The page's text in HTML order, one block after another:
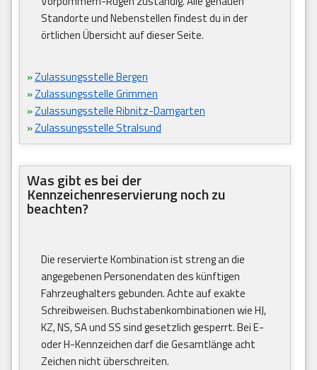
Standorte und Nebenstellen findest du in der
örtlichen Übersicht auf dieser Seite.
»Zulassungsstelle Bergen
»Zulassungsstelle Grimmen
»Zulassungsstelle Ribnitz-Damgarten
»Zulassungsstelle Stralsund
Was gibt es bei der
Kennzeichenreservierung noch zu
beachten?
Die reservierte Kombination ist streng an die
angegebenen Personendaten des künftigen
Fahrzeughalters gebunden. Achte auf exakte
Schreibweisen. Buchstabenkombinationen wie HJ,
KZ, NS, SA und SS sind gesetzlich gesperrt. Bei E-
oder H-Kennzeichen darf die Gesamtlänge acht
Zeichen nicht überschreiten.